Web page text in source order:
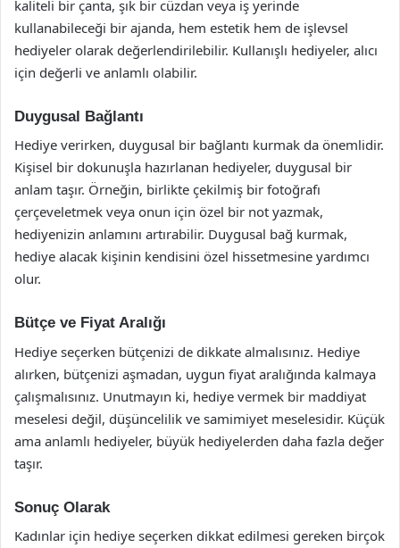
kaliteli bir çanta, şık bir cüzdan veya iş yerinde
kullanabileceği bir ajanda, hem estetik hem de işlevsel
hediyeler olarak değerlendirilebilir. Kullanışlı hediyeler, alıcı
için değerli ve anlamlı olabilir.
Duygusal Bağlantı
Hediye verirken, duygusal bir bağlantı kurmak da önemlidir.
Kişisel bir dokunuşla hazırlanan hediyeler, duygusal bir
anlam taşır. Örneğin, birlikte çekilmiş bir fotoğrafı
çerçeveletmek veya onun için özel bir not yazmak,
hediyenizin anlamını artırabilir. Duygusal bağ kurmak,
hediye alacak kişinin kendisini özel hissetmesine yardımcı
olur.
Bütçe ve Fiyat Aralığı
Hediye seçerken bütçenizi de dikkate almalısınız. Hediye
alırken, bütçenizi aşmadan, uygun fiyat aralığında kalmaya
çalışmalısınız. Unutmayın ki, hediye vermek bir maddiyat
meselesi değil, düşüncelilik ve samimiyet meselesidir. Küçük
ama anlamlı hediyeler, büyük hediyelerden daha fazla değer
taşır.
Sonuç Olarak
Kadınlar için hediye seçerken dikkat edilmesi gereken birçok